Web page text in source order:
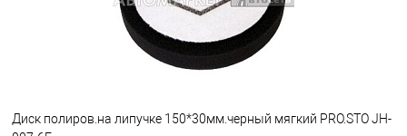
Диск полиров.на липучке 150*30мм.черный мягкий PRO.STO JH-